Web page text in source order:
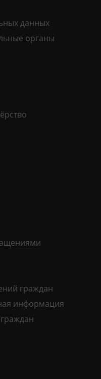
данных
органы
граждан
информация